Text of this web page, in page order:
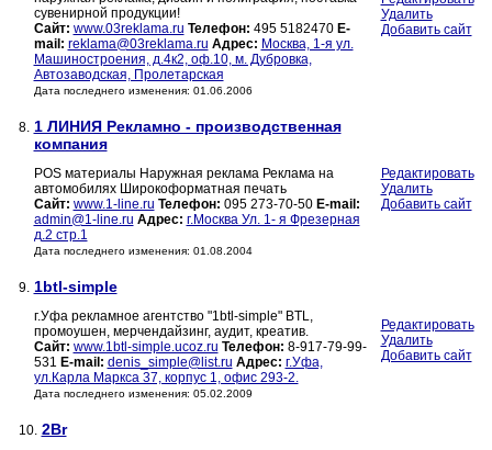
сувенирной продукции!
Сайт: www.03reklama.ru Телефон: 495 5182470 E-
mail: reklama@03reklama.ru Адрес: Москва, 1-я ул.
Машиностроения, д.4к2, оф.10, м. Дубровка,
Автозаводская, Пролетарская
Дата последнего изменения: 01.06.2006
Удалить
Добавить сайт
8. 1 ЛИНИЯ Рекламно - производственная
компания
POS материалы Наружная реклама Реклама на
автомобилях Широкоформатная печать
Сайт: www.1-line.ru Телефон: 095 273-70-50 E-mail:
admin@1-line.ru Адрес: г.Москва Ул. 1- я Фрезерная
д.2 стр.1
Дата последнего изменения: 01.08.2004
Редактировать
Удалить
Добавить сайт
9. 1btl-simple
г.Уфа рекламное агентство "1btl-simple" BTL,
промоушен, мерчендайзинг, аудит, креатив.
Сайт: www.1btl-simple.ucoz.ru Телефон: 8-917-79-99-
531 E-mail: denis_simple@list.ru Адрес: г.Уфа,
ул.Карла Маркса 37, корпус 1, офис 293-2.
Дата последнего изменения: 05.02.2009
Редактировать
Удалить
Добавить сайт
10. 2Br